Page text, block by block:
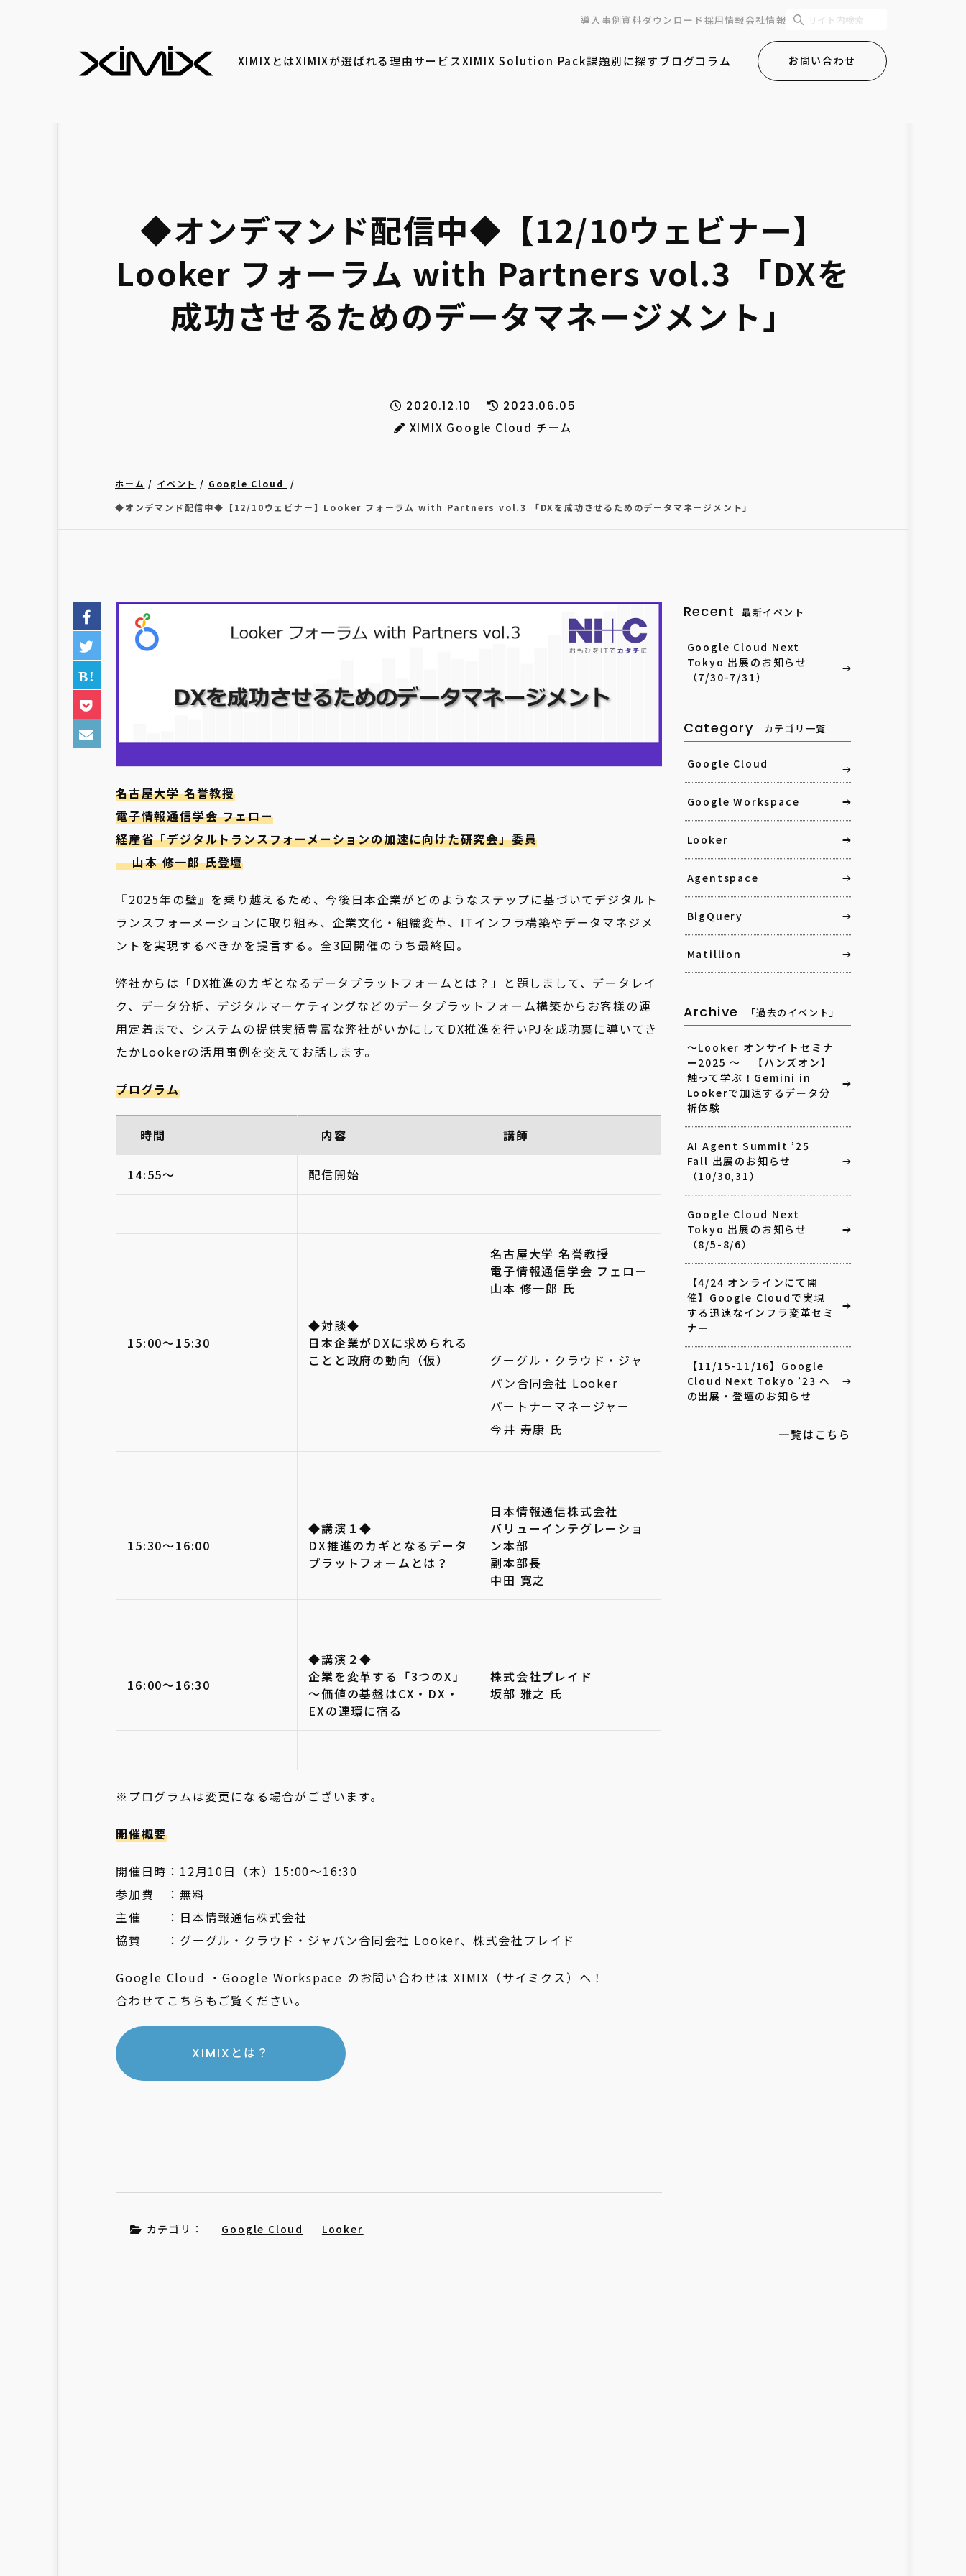
導入事例資料ダウンロード採用情報会社情報
XIMIXとはXIMIXが選ばれる理由サービスXIMIX Solution Pack課題別に探すブログコラム お問い合わせ
◆オンデマンド配信中◆【12/10ウェビナー】
Looker フォーラム with Partners vol.3 「DXを
成功させるためのデータマネージメント」
2020.12.10
2023.06.05
XIMIX Google Cloud チーム
ホーム イベント
Google Cloud
◆オンデマンド配信中◆【12/10ウェビナー】Looker フォーラム with Partners vol.3 「DXを成功させるためのデータマネージメント」
名古屋大学 名誉教授
電子情報通信学会 フェロー
経産省「デジタルトランスフォーメーションの加速に向けた研究会」委員
山本 修一郎 氏登壇
『2025年の壁』を乗り越えるため、今後日本企業がどのようなステップに基づいてデジタルト
ランスフォーメーションに取り組み、企業文化・組織変革、ITインフラ構築やデータマネジメ
ントを実現するべきかを提言する。全3回開催のうち最終回。
弊社からは「DX推進のカギとなるデータプラットフォームとは？」と題しまして、データレイ
ク、データ分析、デジタルマーケティングなどのデータプラットフォーム構築からお客様の運
用定着まで、システムの提供実績豊富な弊社がいかにしてDX推進を行いPJを成功裏に導いてき
たかLookerの活用事例を交えてお話します。
プログラム
時間 内容 講師
14:55～ 配信開始
15:00～15:30
◆対談◆
日本企業がDXに求められる
ことと政府の動向（仮）
名古屋大学 名誉教授
電子情報通信学会 フェロー
山本 修一郎 氏
グーグル・クラウド・ジャ
パン合同会社 Looker
パートナーマネージャー
今井 寿康 氏
15:30～16:00
◆講演１◆
DX推進のカギとなるデータ
プラットフォームとは？
日本情報通信株式会社
バリューインテグレーショ
ン本部
副本部長
中田 寛之
16:00～16:30
◆講演２◆
企業を変革する「3つのX」
～価値の基盤はCX・DX・
EXの連環に宿る
株式会社プレイド
坂部 雅之 氏
※プログラムは変更になる場合がございます。
開催概要
開催日時：12月10日（木）15:00～16:30
参加費 ：無料
主催 ：日本情報通信株式会社
協賛 ：グーグル・クラウド・ジャパン合同会社 Looker、株式会社プレイド
Google Cloud ・Google Workspace のお問い合わせは XIMIX（サイミクス）へ！
合わせてこちらもご覧ください。
XIMIXとは？
カテゴリ： Google Cloud Looker
Recent 最新イベント
Google Cloud Next
Tokyo 出展のお知らせ
（7/30-7/31）
Category カテゴリ一覧
Google Cloud
Google Workspace
Looker
Agentspace
BigQuery
Matillion
Archive 「過去のイベント」
～Looker オンサイトセミナ
ー2025 ～ 【ハンズオン】
触って学ぶ！Gemini in
Lookerで加速するデータ分
析体験
AI Agent Summit ’25
Fall 出展のお知らせ
（10/30,31）
Google Cloud Next
Tokyo 出展のお知らせ
（8/5-8/6）
【4/24 オンラインにて開
催】Google Cloudで実現
する迅速なインフラ変革セミ
ナー
【11/15-11/16】Google
Cloud Next Tokyo ’23 へ
の出展・登壇のお知らせ
一覧はこちら